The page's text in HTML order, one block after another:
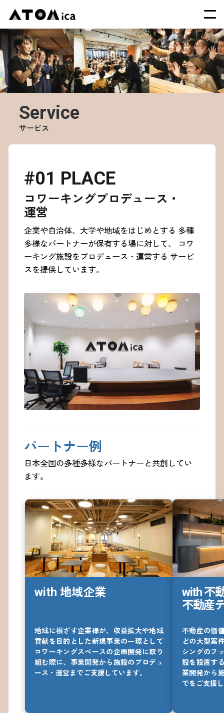
TOP
会社概要
サービス
運営施設一覧
イベント
お問い合わせ
©ATOMica Inc., All Rights Reserved.
Service
サービス
#01 PLACE
コワーキングプロデュース・
運営
企業や自治体、大学や地域をはじめとする 多種
多様なパートナーが保有する場に対して、
コワ
ーキング施設をプロデュース・運営する サービ
スを提供しています。
パートナー例
日本全国の多種多様なパートナーと共創してい
ます。
with 地域企業
地域に根ざす企業様が、収益拡大や地域
貢献を目的とした新規事業の一環として
コワーキングスペースの企画開発に取り
組む際に、事業開発から施設のプロデュ
ース・運営までご支援しています。
with 不
不動産
不動産の価
どの大型案
シングのフ
設を設置す
業開発から
でをご支援